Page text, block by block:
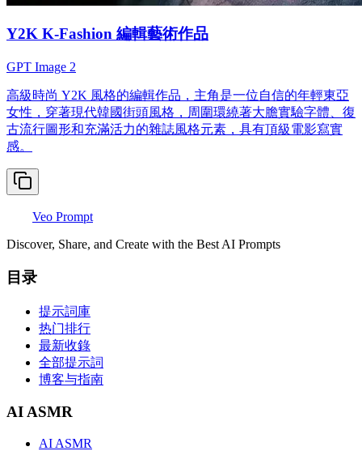
Y2K K-Fashion 編輯藝術作品
GPT Image 2
高級時尚 Y2K 風格的編輯作品，主角是一位自信的年輕東亞
女性，穿著現代韓國街頭風格，周圍環繞著大膽實驗字體、復
古流行圖形和充滿活力的雜誌風格元素，具有頂級電影寫實
感。
Veo Prompt
Discover, Share, and Create with the Best AI Prompts
目录
提示詞庫
热门排行
最新收錄
全部提示詞
博客与指南
AI ASMR
AI ASMR